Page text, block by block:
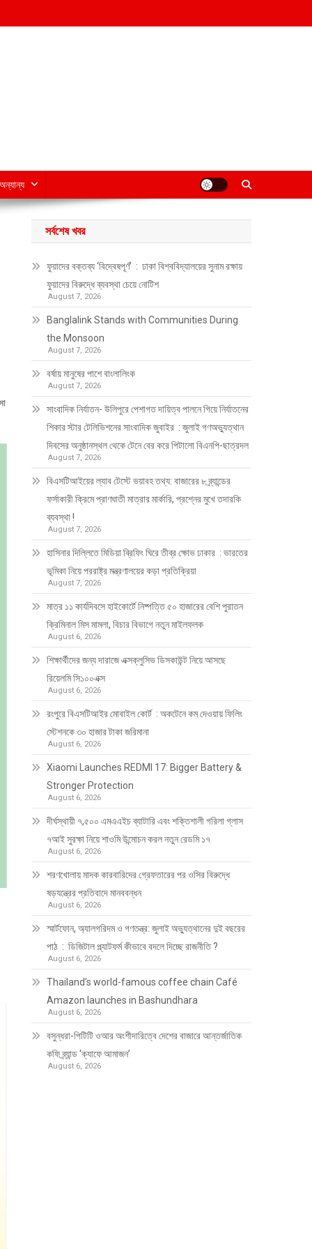
অন্যান্য
সর্বশেষ খবর
ফুয়াদের বক্তব্য ‘বিদ্বেষপূর্ণ’ : ঢাকা বিশ্ববিদ্যালয়ের সুনাম রক্ষায়
ফুয়াদের বিরুদ্ধে ব্যবস্থা চেয়ে নোটিশ
August 7, 2026
Banglalink Stands with Communities During
the Monsoon
August 7, 2026
বর্ষায় মানুষের পাশে বাংলালিংক
August 7, 2026
সাংবাদিক নির্যাতন- উলিপুরে পেশাগত দায়িত্ব পালনে গিয়ে নির্যাতনের
শিকার স্টার টেলিভিশনের সাংবাদিক জুবাইর : জুলাই গণঅভ্যুত্থান
দিবসের অনুষ্ঠানস্থল থেকে টেনে বের করে পিটালো বিএনপি-ছাত্রদল
August 7, 2026
বিএসটিআইয়ের ল্যাব টেস্টে ভয়াবহ তথ্য: বাজারের ৮ ব্র্যান্ডের
ফর্সাকারী ক্রিমে প্রাণঘাতী মাত্রার মার্কারি, প্রশ্নের মুখে তদারকি
ব্যবস্থা !
August 7, 2026
হাসিনার দিল্লিতে মিডিয়া ব্রিফিং ঘিরে তীব্র ক্ষোভ ঢাকার : ভারতের
ভূমিকা নিয়ে পররাষ্ট্র মন্ত্রণালয়ের কড়া প্রতিক্রিয়া
August 7, 2026
মাত্র ১১ কার্যদিবসে হাইকোর্টে নিষ্পত্তি ৫০ হাজারের বেশি পুরাতন
ক্রিমিনাল মিস মামলা, বিচার বিভাগে নতুন মাইলফলক
August 6, 2026
শিক্ষার্থীদের জন্য দারাজে এক্সক্লুসিভ ডিসকাউন্ট নিয়ে আসছে
রিয়েলমি সি১০০এক্স
August 6, 2026
রংপুরে বিএসটিআইর মোবাইল কোর্ট : অকটেনে কম দেওয়ায় ফিলিং
স্টেশনকে ৩০ হাজার টাকা জরিমানা
August 6, 2026
Xiaomi Launches REDMI 17: Bigger Battery &
Stronger Protection
August 6, 2026
দীর্ঘস্থায়ী ৭,৫০০ এমএএইচ ব্যাটারি এবং শক্তিশালী গরিলা গ্লাস
৭আই সুরক্ষা নিয়ে শাওমি উন্মোচন করল নতুন রেডমি ১৭
August 6, 2026
শরণখোলায় মাদক কারবারিদের গ্রেফতারের পর ওসির বিরুদ্ধে
ষড়যন্ত্রের প্রতিবাদে মানববন্ধন
August 6, 2026
স্মার্টফোন, অ্যালগরিদম ও গণতন্ত্র: জুলাই অভ্যুত্থানের দুই বছরের
পাঠ : ডিজিটাল প্ল্যাটফর্ম কীভাবে বদলে দিচ্ছে রাজনীতি ?
August 6, 2026
Thailand’s world-famous coffee chain Café
Amazon launches in Bashundhara
August 6, 2026
বসুন্ধরা-পিটিটি ওআর অংশীদারিত্বে দেশের বাজারে আন্তর্জাতিক
কফি ব্র্যান্ড ‘ক্যাফে আমাজন’
August 6, 2026